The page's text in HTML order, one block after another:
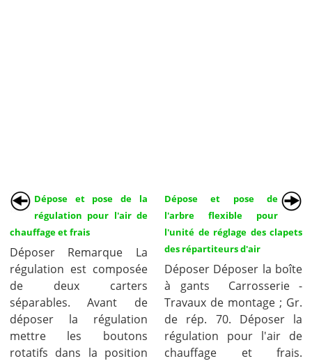
Dépose et pose de la
régulation pour l'air de
chauffage et frais
Déposer Remarque La
régulation est composée
de deux carters
séparables. Avant de
déposer la régulation
mettre les boutons
rotatifs dans la position
Dépose et pose de
l'arbre flexible pour
l'unité de réglage des clapets
des répartiteurs d'air
Déposer Déposer la boîte
à gants Carrosserie -
Travaux de montage ; Gr.
de rép. 70. Déposer la
régulation pour l'air de
chauffage et frais.